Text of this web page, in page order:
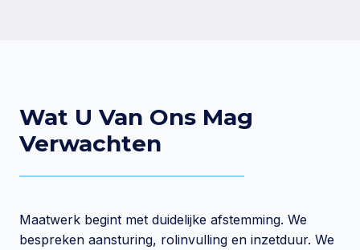
Wat U Van Ons Mag
Verwachten
Maatwerk begint met duidelijke afstemming. We
bespreken aansturing, rolinvulling en inzetduur. We